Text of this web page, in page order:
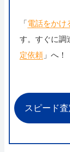
「 電話をかけ
す。すぐに調
定依頼」へ！
スピード